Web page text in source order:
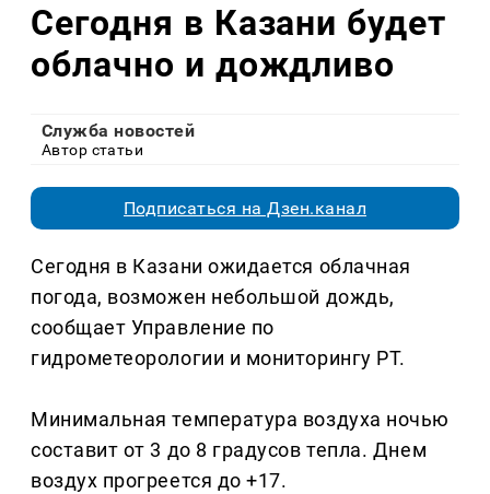
Сегодня в Казани будет
облачно и дождливо
Служба новостей
Автор статьи
Подписаться на Дзен.канал
Сегодня в Казани ожидается облачная
погода, возможен небольшой дождь,
сообщает Управление по
гидрометеорологии и мониторингу РТ.
Минимальная температура воздуха ночью
составит от 3 до 8 градусов тепла. Днем
воздух прогреется до +17.